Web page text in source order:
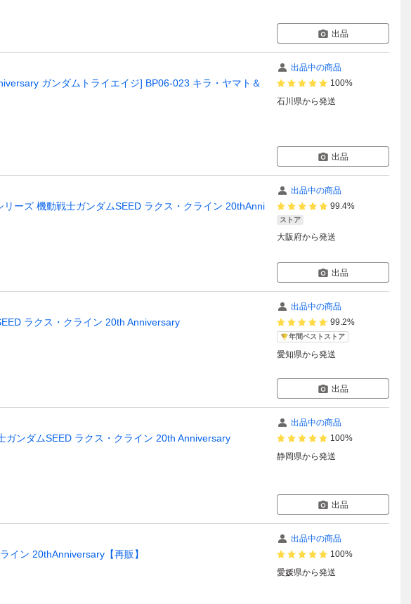
出品
ガンダムトライエイジ] BP06-023 キラ・ヤマト＆
出品中の商品
100%
石川県から発送
出品
ーズ 機動戦士ガンダムSEED ラクス・クライン 20thAnni
出品中の商品
99.4%
ストア
大阪府から発送
出品
ラクス・クライン 20th Anniversary
出品中の商品
99.2%
年間ベストストア
愛知県から発送
出品
ンダムSEED ラクス・クライン 20th Anniversary
出品中の商品
100%
静岡県から発送
出品
イン 20thAnniversary【再販】
出品中の商品
100%
愛媛県から発送